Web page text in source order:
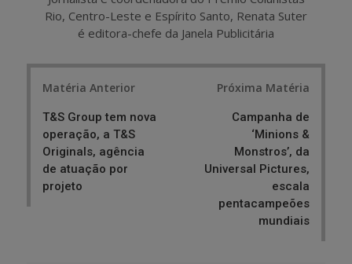
Rio, Centro-Leste e Espírito Santo, Renata Suter
é editora-chefe da Janela Publicitária
Matéria Anterior
T&S Group tem nova
operação, a T&S
Originals, agência
de atuação por
projeto
Próxima Matéria
Campanha de
‘Minions &
Monstros’, da
Universal Pictures,
escala
pentacampeões
mundiais